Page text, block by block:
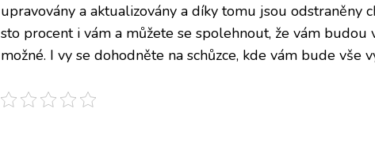
upravovány a aktualizovány a díky tomu jsou odstraněny
sto procent i vám a můžete se spolehnout, že vám budou
možné. I vy se dohodněte na schůzce, kde vám bude vše